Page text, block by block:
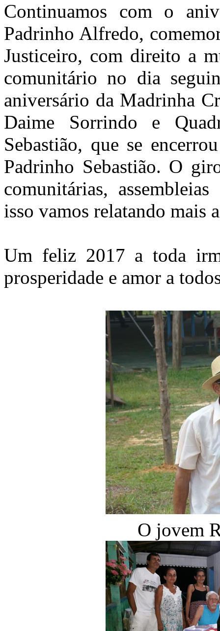
Continuamos com o
Padrinho Alfredo,
Justiceiro, com direito a
comunitário no dia
aniversário da Madrinha
Daime Sorrindo e
Sebastião, que se
Padrinho Sebastião. O
comunitárias,
isso vamos relatando mais
Um feliz 2017 a toda
prosperidade e amor a
O jovem